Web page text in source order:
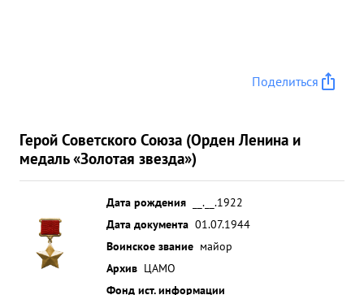
Поделиться
Герой Советского Союза (Орден Ленина и
медаль «Золотая звезда»)
Дата рождения
__.__.1922
Дата документа 01.07.1944
Воинское звание майор
Архив ЦАМО
Фонд ист. информации